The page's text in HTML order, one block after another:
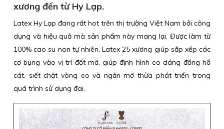
xương đến từ Hy Lạp.
Latex Hy Lạp đang rất hot trên thị trường Việt Nam bởi công
dụng và hiệu quả mà sản phẩm này mang lại. Được làm từ
100% cao su non tự nhiên, Latex 25 xương giúp sắp xếp các
cơ bụng vào vị trí đốt mỡ, giúp định hình eo dáng đồng hồ
cát, siết chặt vòng eo và ngăn mỡ thừa phát triển trong
quá trình sử dụng đai.